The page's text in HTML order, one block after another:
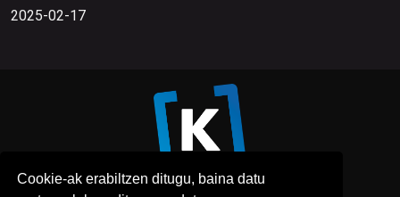
Cookie-ak erabiltzen ditugu, baina datu
2025-02-17